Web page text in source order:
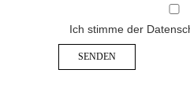
Ich stimme der